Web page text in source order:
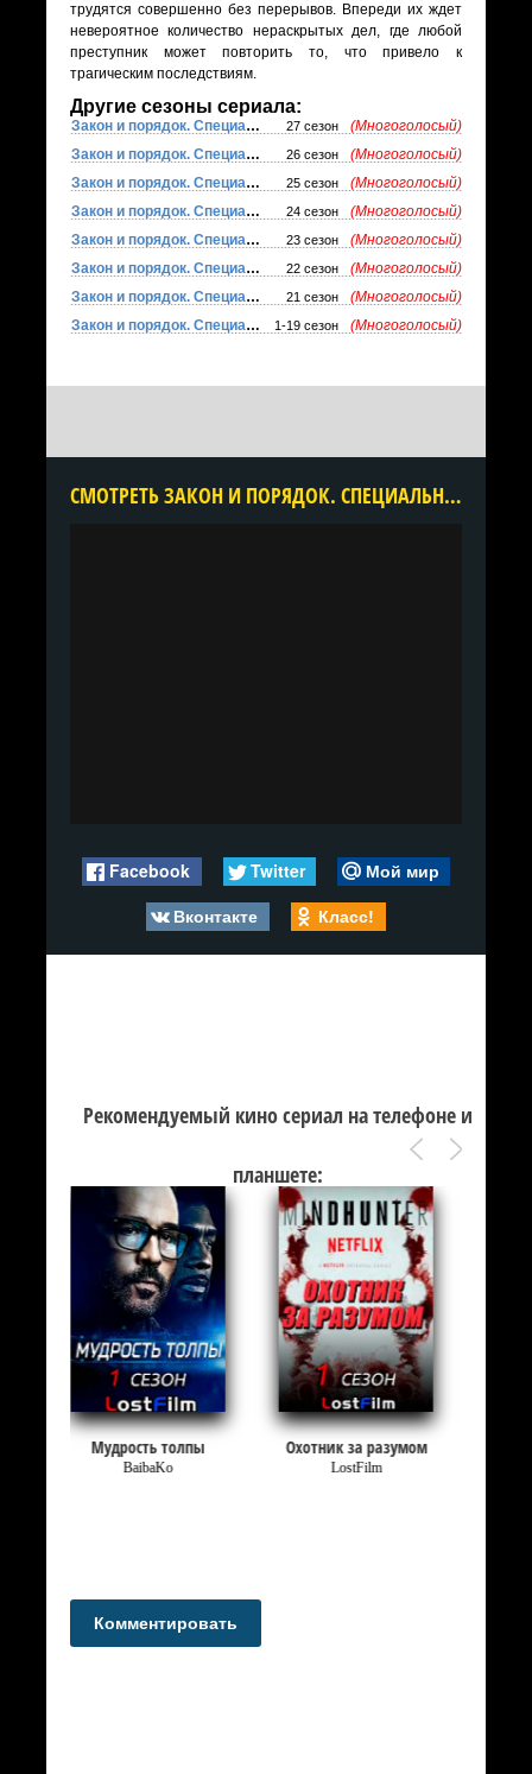
трудятся совершенно без перерывов. Впереди их ждет
невероятное количество нераскрытых дел, где любой
преступник может повторить то, что привело к
трагическим последствиям.
Другие сезоны сериала:
Закон и порядок. Специальный корпус 27 сезон
(Многоголосый)
Закон и порядок. Специальный корпус
26 сезон
(Многоголосый)
Закон и порядок. Специальный корпус
25 сезон
(Многоголосый)
Закон и порядок. Специальный корпус
24 сезон
(Многоголосый)
Закон и порядок. Специальный корпус
23 сезон
(Многоголосый)
Закон и порядок. Специальный корпус
22 сезон
(Многоголосый)
Закон и порядок. Специальный корпус
21 сезон
(Многоголосый)
Закон и порядок. Специальный корпус
1-19 сезон (Многоголосый)
CМОТРЕТЬ ЗАКОН И ПОРЯДОК. СПЕЦИАЛЬНЫЙ КОРПУС 20 СЕЗОН ОНЛАЙН В ХОРОШЕМ КАЧЕСТВЕ ВСЕ СЕРИИ ПОДРЯД БЕСПЛАТНО
Facebook Twitter
Мой мир
Вконтакте
Класс!
Рекомендуемый кино сериал на телефоне и
планшете:
Мудрость толпы
BaibaKo
Охотник за разумом
LostFilm
Комментировать